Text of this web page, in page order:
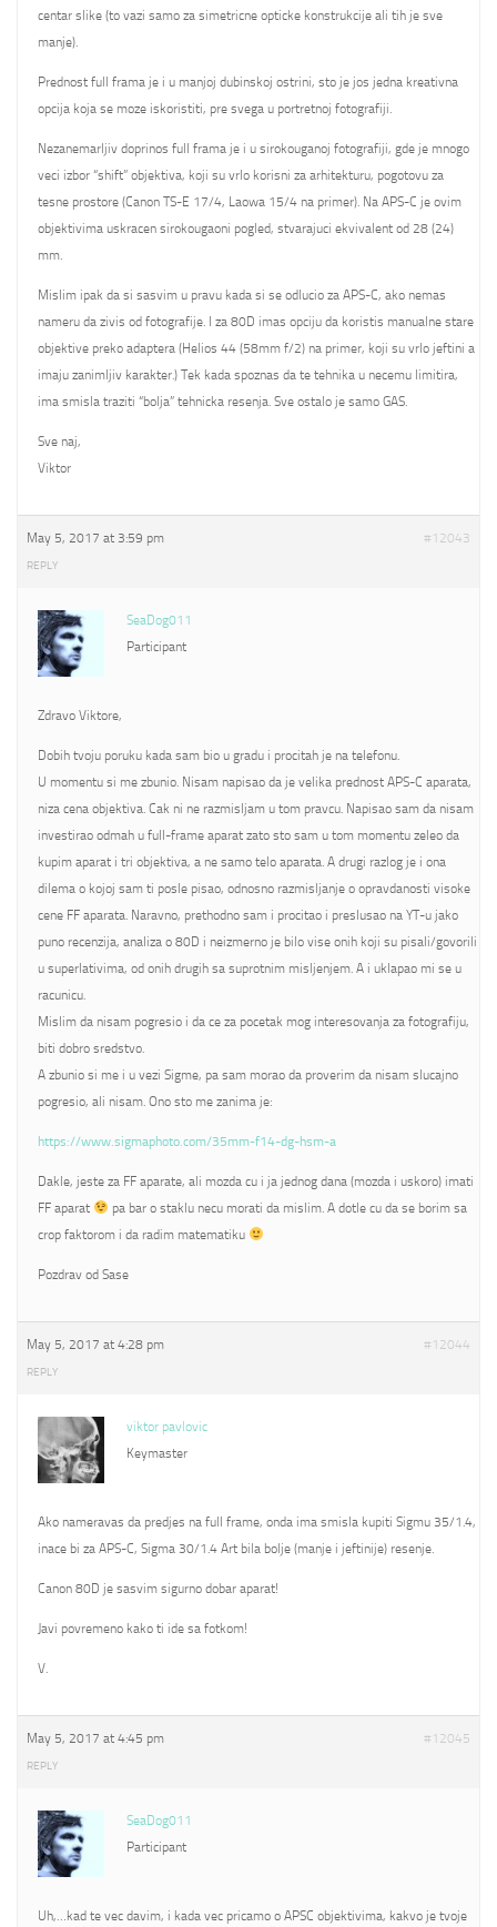
centar slike (to vazi samo za simetricne opticke konstrukcije ali tih je sve
manje).
Prednost full frama je i u manjoj dubinskoj ostrini, sto je jos jedna kreativna
opcija koja se moze iskoristiti, pre svega u portretnoj fotografiji.
Nezanemarljiv doprinos full frama je i u sirokouganoj fotografiji, gde je mnogo
veci izbor “shift” objektiva, koji su vrlo korisni za arhitekturu, pogotovu za
tesne prostore (Canon TS-E 17/4, Laowa 15/4 na primer). Na APS-C je ovim
objektivima uskracen sirokougaoni pogled, stvarajuci ekvivalent od 28 (24)
mm.
Mislim ipak da si sasvim u pravu kada si se odlucio za APS-C, ako nemas
nameru da zivis od fotografije. I za 80D imas opciju da koristis manualne stare
objektive preko adaptera (Helios 44 (58mm f/2) na primer, koji su vrlo jeftini a
imaju zanimljiv karakter.) Tek kada spoznas da te tehnika u necemu limitira,
ima smisla traziti “bolja” tehnicka resenja. Sve ostalo je samo GAS.
Sve naj,
Viktor
May 5, 2017 at 3:59 pm #12043
REPLY
SeaDog011
Participant
Zdravo Viktore,
Dobih tvoju poruku kada sam bio u gradu i procitah je na telefonu.
U momentu si me zbunio. Nisam napisao da je velika prednost APS-C aparata,
niza cena objektiva. Cak ni ne razmisljam u tom pravcu. Napisao sam da nisam
investirao odmah u full-frame aparat zato sto sam u tom momentu zeleo da
kupim aparat i tri objektiva, a ne samo telo aparata. A drugi razlog je i ona
dilema o kojoj sam ti posle pisao, odnosno razmisljanje o opravdanosti visoke
cene FF aparata. Naravno, prethodno sam i procitao i preslusao na YT-u jako
puno recenzija, analiza o 80D i neizmerno je bilo vise onih koji su pisali/govorili
u superlativima, od onih drugih sa suprotnim misljenjem. A i uklapao mi se u
racunicu.
Mislim da nisam pogresio i da ce za pocetak mog interesovanja za fotografiju,
biti dobro sredstvo.
A zbunio si me i u vezi Sigme, pa sam morao da proverim da nisam slucajno
pogresio, ali nisam. Ono sto me zanima je:
https://www.sigmaphoto.com/35mm-f14-dg-hsm-a
Dakle, jeste za FF aparate, ali mozda cu i ja jednog dana (mozda i uskoro) imati
FF aparat
pa bar o staklu necu morati da mislim. A dotle cu da se borim sa
crop faktorom i da radim matematiku
Pozdrav od Sase
May 5, 2017 at 4:28 pm #12044
REPLY
viktor pavlovic
Keymaster
Ako nameravas da predjes na full frame, onda ima smisla kupiti Sigmu 35/1.4,
inace bi za APS-C, Sigma 30/1.4 Art bila bolje (manje i jeftinije) resenje.
Canon 80D je sasvim sigurno dobar aparat!
Javi povremeno kako ti ide sa fotkom!
V.
May 5, 2017 at 4:45 pm #12045
REPLY
SeaDog011
Participant
Uh,…kad te vec davim, i kada vec pricamo o APSC objektivima, kakvo je tvoje